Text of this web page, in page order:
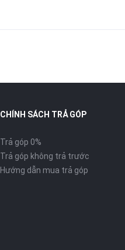
CHÍNH SÁCH TRẢ GÓP
Trả góp 0%
Trả góp không trả trước
Hướng dẫn mua trả góp